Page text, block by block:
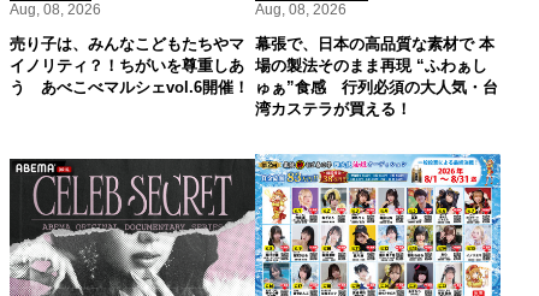
Aug, 08, 2026
売り子は、みんなこどもたちやマ
イノリティ？！ちがいを尊重しあ
う あべこべマルシェvol.6開催！
Aug, 08, 2026
幕張で、日本の高品質な素材で 本
場の製法そのまま再現 “ふわぁし
ゅぁ”食感 行列必須の大人気・台
湾カステラが買える！